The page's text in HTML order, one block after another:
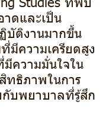
ดและเป็น
บัติงานมากขึ้น
มีความเครียดสูง
ความมั่นใจใน
ทธิภาพในการ
กับพยาบาลที่รู้สึก